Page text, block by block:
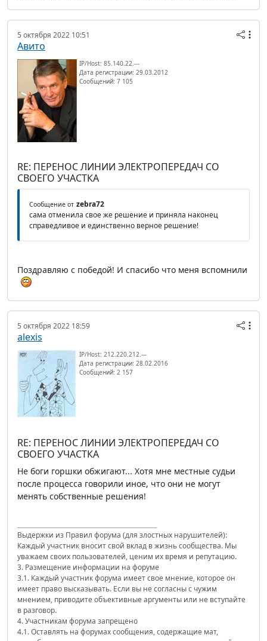
5 октября 2022 10:51
Авито
IP/Host: 85.140.22.---
Дата регистрации: 29.03.2012
Сообщений: 7 105
RE: ПЕРЕНОС ЛИНИИ ЭЛЕКТРОПЕРЕДАЧ СО
СВОЕГО УЧАСТКА
Сообщение от zebra72
сама отменила свое же решение и приняла наконец
справедливое и единственно верное решение!
Поздравляю с победой! И спасибо что меня вспомнили
5 октября 2022 18:59
alexis
IP/Host: 212.220.212.---
Дата регистрации: 28.02.2016
Сообщений: 2 157
RE: ПЕРЕНОС ЛИНИИ ЭЛЕКТРОПЕРЕДАЧ СО
СВОЕГО УЧАСТКА
Не боги горшки обжигают... Хотя мне местные судьи
после процесса говорили иное, что они не могут
менять собственные решения!
Выдержки из Правил форума (для злостных нарушителей):
Каждый участник вносит свой вклад в жизнь сообщества. Мы
уважаем своих пользователей, ценим их время и репутацию.
3. Размещение информации на форуме
3.1. Каждый участник форума имеет свое мнение, которое он
имеет право высказывать. Если вы не согласны с чужим
мнением, приводите объективные аргументы или не вступайте
в разговор.
4. Участникам форума запрещено
4.1. Оставлять на форумах сообщения, содержащие мат,